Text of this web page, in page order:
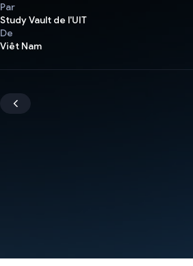
Par
Study Vault de l'UIT
De
Viêt Nam